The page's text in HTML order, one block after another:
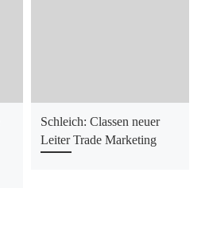
Schleich: Classen neuer
Leiter Trade Marketing